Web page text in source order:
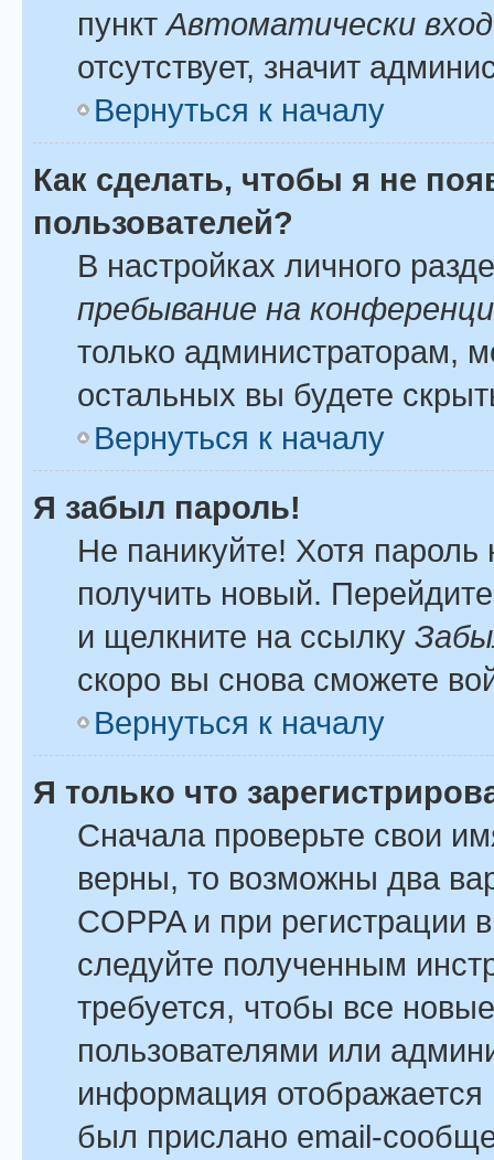
пунктАвтоматически
отсутствует, значит
Вернуться к началу
Как сделать, чтобы я не
пользователей?
В настройках личного
пребывание на
только администраторам,
остальных вы будете
Вернуться к началу
Я забыл пароль!
Не паникуйте! Хотя пароль
получить новый.
и щелкните на ссылку
скоро вы снова сможете
Вернуться к началу
Я только что
Сначала проверьте свои
верны, то возможны два
COPPA и при регистрации
следуйте полученным
требуется, чтобы все
пользователями или
информация отображается
был прислано email-